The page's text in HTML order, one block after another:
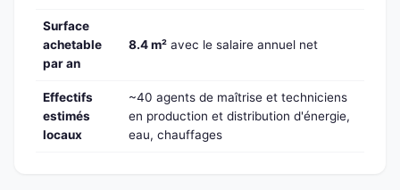
Surface
achetable
par an
8.4 m² avec le salaire annuel net
Effectifs
estimés
locaux
~40 agents de maîtrise et techniciens
en production et distribution d'énergie,
eau, chauffages